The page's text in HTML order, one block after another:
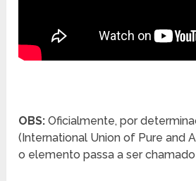
OBS: Oficialmente, por
(International Union of Pure and
o elemento passa a ser